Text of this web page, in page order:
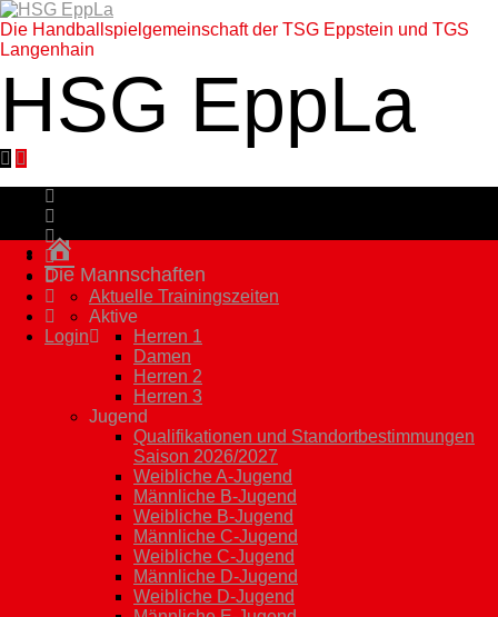
Die Handballspielgemeinschaft der TSG Eppstein und TGS
Langenhain
HSG EppLa
Login
Die Mannschaften
Aktuelle Trainingszeiten
Aktive
Herren 1
Damen
Herren 2
Herren 3
Jugend
Qualifikationen und Standortbestimmungen
Saison 2026/2027
Weibliche A-Jugend
Männliche B-Jugend
Weibliche B-Jugend
Männliche C-Jugend
Weibliche C-Jugend
Männliche D-Jugend
Weibliche D-Jugend